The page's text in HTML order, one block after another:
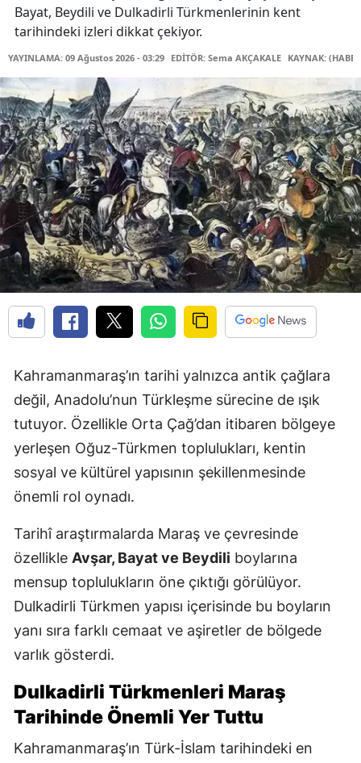
Bayat, Beydili ve Dulkadirli Türkmenlerinin kent
tarihindeki izleri dikkat çekiyor.
YAYINLAMA: 09 Ağustos 2026 - 03:29 EDİTÖR: Sema AKÇAKALE KAYNAK:
Kahramanmaraş’ın tarihi yalnızca antik çağlara
değil, Anadolu’nun Türkleşme sürecine de ışık
tutuyor. Özellikle Orta Çağ’dan itibaren bölgeye
yerleşen Oğuz-Türkmen toplulukları, kentin
sosyal ve kültürel yapısının şekillenmesinde
önemli rol oynadı.
Tarihî araştırmalarda Maraş ve çevresinde
özellikle Avşar, Bayat ve Beydili boylarına
mensup toplulukların öne çıktığı görülüyor.
Dulkadirli Türkmen yapısı içerisinde bu boyların
yanı sıra farklı cemaat ve aşiretler de bölgede
varlık gösterdi.
Dulkadirli Türkmenleri Maraş
Tarihinde Önemli Yer Tuttu
Kahramanmaraş’ın Türk-İslam tarihindeki en